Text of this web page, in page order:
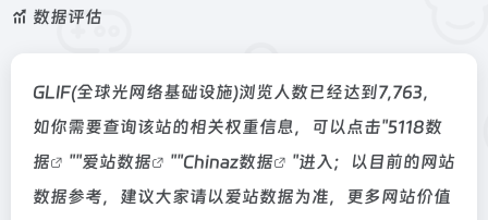
数据评估
GLIF(全球光网络基础设施)浏览人数已经达到7,763，
如你需要查询该站的相关权重信息，可以点击"5118数
据
""爱站数据 ""Chinaz数据
"进入；以目前的网站
数据参考，建议大家请以爱站数据为准，更多网站价值